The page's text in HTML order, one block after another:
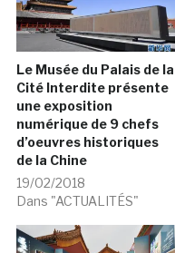
Le Musée du Palais de la
Cité Interdite présente
une exposition
numérique de 9 chefs
d’oeuvres historiques
de la Chine
19/02/2018
Dans "ACTUALITÉS"